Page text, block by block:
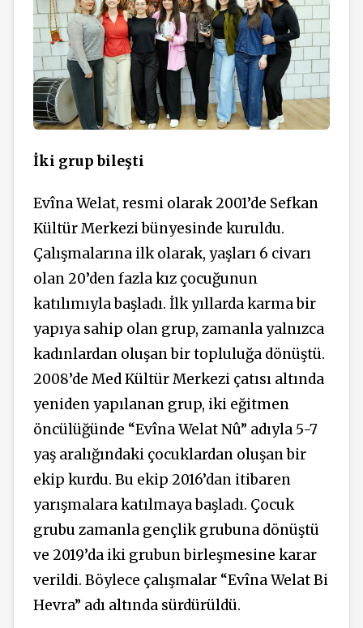
İki grup bileşti
Evîna Welat, resmi olarak 2001’de Sefkan
Kültür Merkezi bünyesinde kuruldu.
Çalışmalarına ilk olarak, yaşları 6 civarı
olan 20’den fazla kız çocuğunun
katılımıyla başladı. İlk yıllarda karma bir
yapıya sahip olan grup, zamanla yalnızca
kadınlardan oluşan bir topluluğa dönüştü.
2008’de Med Kültür Merkezi çatısı altında
yeniden yapılanan grup, iki eğitmen
öncülüğünde “Evîna Welat Nû” adıyla 5-7
yaş aralığındaki çocuklardan oluşan bir
ekip kurdu. Bu ekip 2016’dan itibaren
yarışmalara katılmaya başladı. Çocuk
grubu zamanla gençlik grubuna dönüştü
ve 2019’da iki grubun birleşmesine karar
verildi. Böylece çalışmalar “Evîna Welat Bi
Hevra” adı altında sürdürüldü.